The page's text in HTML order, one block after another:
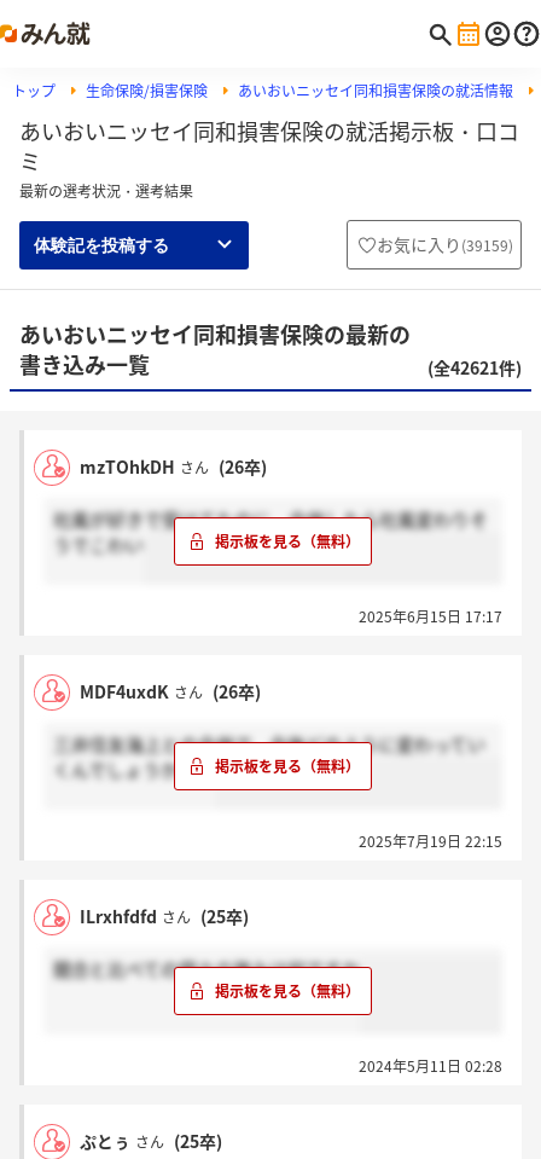
トップ 生命保険/損害保険 あいおいニッセイ同和損害保険の就活情報
あいおいニッセイ同和損害保険の就活掲示板・口コ
ミ
最新の選考状況・選考結果
体験記を投稿する お気に入り (39159)
あいおいニッセイ同和損害保険の最新の
書き込み一覧
(全42621件)
mzTOhkDH さん (26卒)
社風が好きで受けてたのに、合併したら社風変わりそ
うでこわい
2025年6月15日 17:17
MDF4uxdK さん (26卒)
三井住友海上との合併で、今後どのように変わってい
くんでしょうかね。
2025年7月19日 22:15
ILrxhfdfd さん (25卒)
競合と比べての個々の強みは何ですか
2024年5月11日 02:28
ぷとぅ さん (25卒)